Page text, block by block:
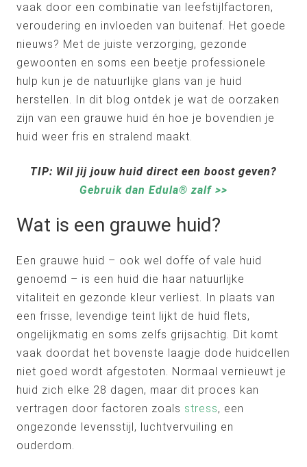
vaak door een combinatie van leefstijlfactoren,
veroudering en invloeden van buitenaf. Het goede
nieuws? Met de juiste verzorging, gezonde
gewoonten en soms een beetje professionele
hulp kun je de natuurlijke glans van je huid
herstellen. In dit blog ontdek je wat de oorzaken
zijn van een grauwe huid én hoe je bovendien je
huid weer fris en stralend maakt.
TIP: Wil jij jouw huid direct een boost geven?
Gebruik dan Edula® zalf >>
Wat is een grauwe huid?
Een grauwe huid – ook wel doffe of vale huid
genoemd – is een huid die haar natuurlijke
vitaliteit en gezonde kleur verliest. In plaats van
een frisse, levendige teint lijkt de huid flets,
ongelijkmatig en soms zelfs grijsachtig. Dit komt
vaak doordat het bovenste laagje dode huidcellen
niet goed wordt afgestoten. Normaal vernieuwt je
huid zich elke 28 dagen, maar dit proces kan
vertragen door factoren zoals stress, een
ongezonde levensstijl, luchtvervuiling en
ouderdom.